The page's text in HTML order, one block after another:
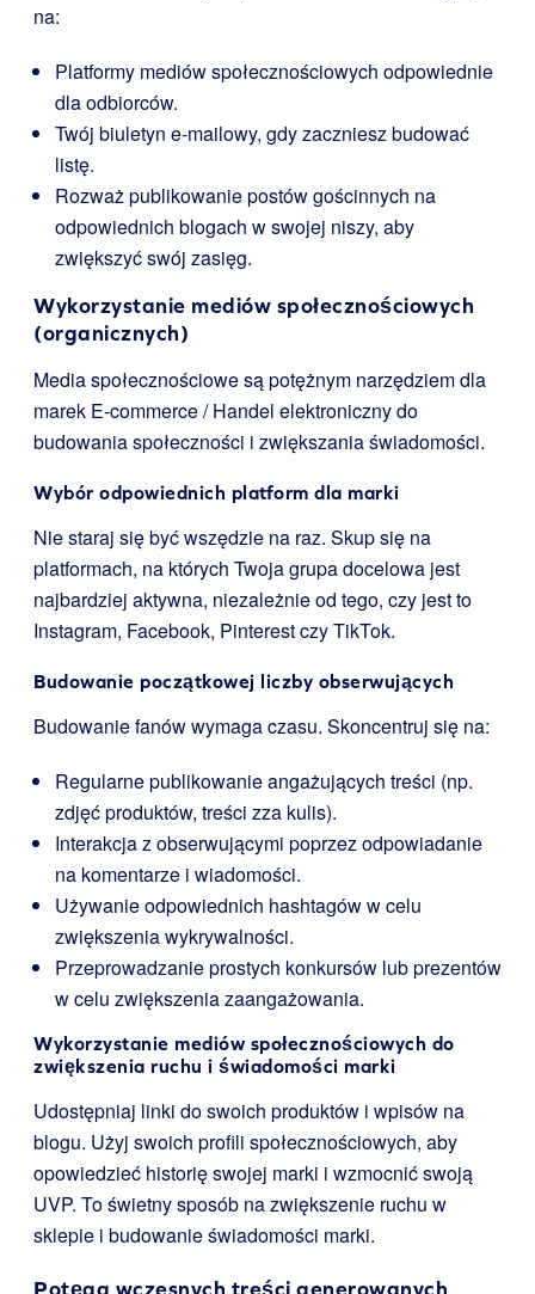
na:
Platformy mediów społecznościowych odpowiednie
dla odbiorców.
Twój biuletyn e-mailowy, gdy zaczniesz budować
listę.
Rozważ publikowanie postów gościnnych na
odpowiednich blogach w swojej niszy, aby
zwiększyć swój zasięg.
Wykorzystanie mediów społecznościowych
(organicznych)
Media społecznościowe są potężnym narzędziem dla
marek E-commerce / Handel elektroniczny do
budowania społeczności i zwiększania świadomości.
Wybór odpowiednich platform dla marki
Nie staraj się być wszędzie na raz. Skup się na
platformach, na których Twoja grupa docelowa jest
najbardziej aktywna, niezależnie od tego, czy jest to
Instagram, Facebook, Pinterest czy TikTok.
Budowanie początkowej liczby obserwujących
Budowanie fanów wymaga czasu. Skoncentruj się na:
Regularne publikowanie angażujących treści (np.
zdjęć produktów, treści zza kulis).
Interakcja z obserwującymi poprzez odpowiadanie
na komentarze i wiadomości.
Używanie odpowiednich hashtagów w celu
zwiększenia wykrywalności.
Przeprowadzanie prostych konkursów lub prezentów
w celu zwiększenia zaangażowania.
Wykorzystanie mediów społecznościowych do
zwiększenia ruchu i świadomości marki
Udostępniaj linki do swoich produktów i wpisów na
blogu. Użyj swoich profili społecznościowych, aby
opowiedzieć historię swojej marki i wzmocnić swoją
UVP. To świetny sposób na zwiększenie ruchu w
sklepie i budowanie świadomości marki.
Potęga wczesnych treści generowanych